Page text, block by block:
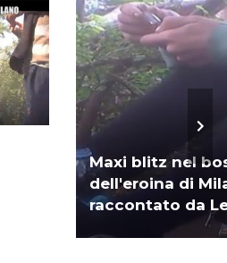
Maxi blitz nel
dell'eroina di
raccontato da